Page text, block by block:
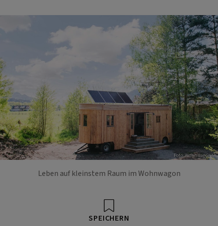
Foto: Wohnwagon.at
Leben auf kleinstem Raum im Wohnwagon
SPEICHERN